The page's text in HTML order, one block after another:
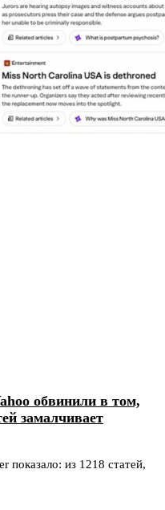
обвинили в том,
замалчивает
показало: из 1218 статей,